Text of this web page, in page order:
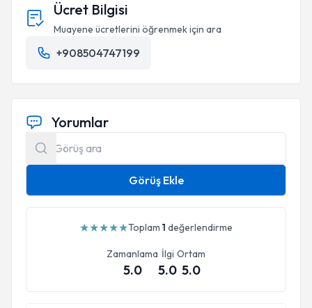
Ücret Bilgisi
Muayene ücretlerini öğrenmek için ara
+908504747199
Yorumlar
Görüş Ekle
★★★★★Toplam 1 değerlendirme
Zamanlama
5.0
İlgi
5.0
Ortam
5.0